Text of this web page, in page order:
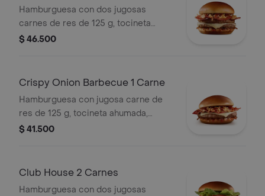
Hamburguesa con dos jugosas
carnes de res de 125 g, tocineta
ahumada, queso blanco cremoso,
$ 46.500
Crispy Onion Barbecue 1 Carne
Hamburguesa con jugosa carne de
res de 125 g, tocineta ahumada,
queso blanco cremoso, cebolla
$ 41.500
Club House 2 Carnes
Hamburguesa con dos jugosas